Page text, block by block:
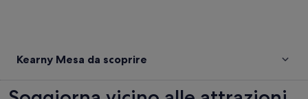
Kearny Mesa da scoprire